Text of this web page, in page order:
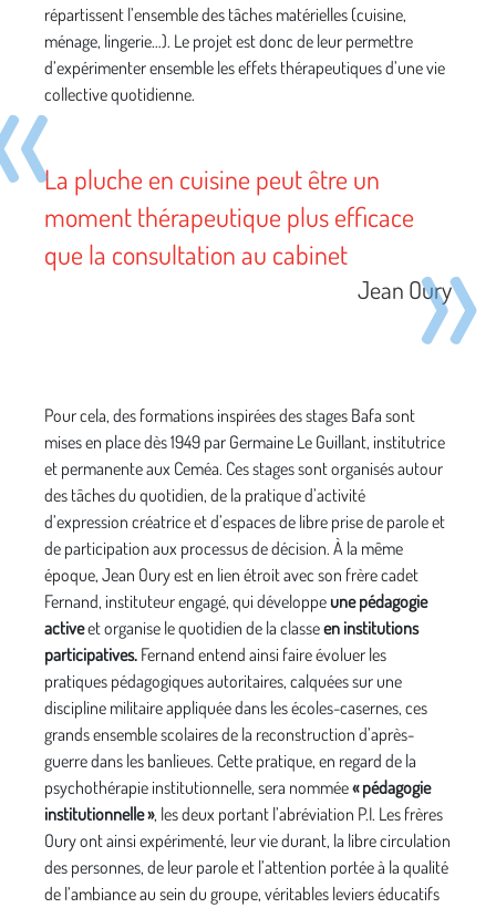
répartissent l’ensemble des tâches matérielles (cuisine,
ménage, lingerie…). Le projet est donc de leur permettre
d’expérimenter ensemble les effets thérapeutiques d’une vie
collective quotidienne.
La pluche en cuisine peut être un
moment thérapeutique plus efficace
que la consultation au cabinet
Jean Oury
Pour cela, des formations inspirées des stages Bafa sont
mises en place dès 1949 par Germaine Le Guillant, institutrice
et permanente aux Ceméa. Ces stages sont organisés autour
des tâches du quotidien, de la pratique d’activité
d’expression créatrice et d’espaces de libre prise de parole et
de participation aux processus de décision. À la même
époque, Jean Oury est en lien étroit avec son frère cadet
Fernand, instituteur engagé, qui développe une pédagogie
activeetorganise le quotidien de la classeen institutions
participatives. Fernand entend ainsi faire évoluer les
pratiques pédagogiques autoritaires, calquées sur une
discipline militaire appliquée dans les écoles-casernes, ces
grands ensemble scolaires de la reconstruction d’après-
guerre dans les banlieues. Cette pratique, en regard de la
psychothérapie institutionnelle, sera nommée« pédagogie
institutionnelle », les deux portant l’abréviation P.I. Les frères
Oury ont ainsi expérimenté, leur vie durant, la libre circulation
des personnes, de leur parole et l’attention portée à la qualité
de l’ambiance au sein du groupe, véritables leviers éducatifs